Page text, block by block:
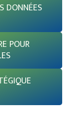
DONNÉES
POUR